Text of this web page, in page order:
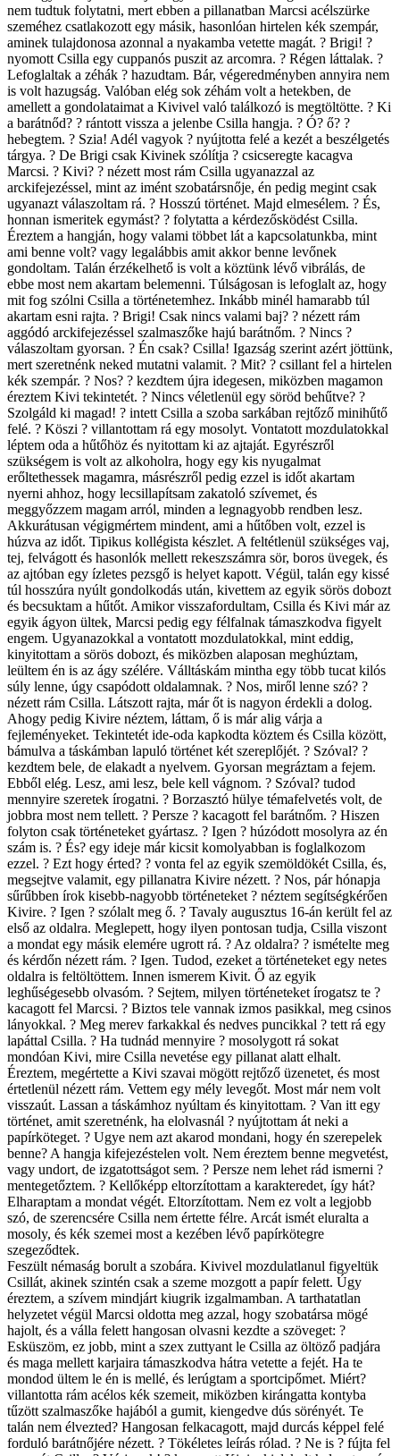
nem tudtuk folytatni, mert ebben a pillanatban Marcsi acélszürke
szeméhez csatlakozott egy másik, hasonlóan hirtelen kék szempár,
aminek tulajdonosa azonnal a nyakamba vetette magát. ? Brigi! ?
nyomott Csilla egy cuppanós puszit az arcomra. ? Régen láttalak. ?
Lefoglaltak a zéhák ? hazudtam. Bár, végeredményben annyira nem
is volt hazugság. Valóban elég sok zéhám volt a hetekben, de
amellett a gondolataimat a Kivivel való találkozó is megtöltötte. ? Ki
a barátnőd? ? rántott vissza a jelenbe Csilla hangja. ? Ó? ő? ?
hebegtem. ? Szia! Adél vagyok ? nyújtotta felé a kezét a beszélgetés
tárgya. ? De Brigi csak Kivinek szólítja ? csicseregte kacagva
Marcsi. ? Kivi? ? nézett most rám Csilla ugyanazzal az
arckifejezéssel, mint az imént szobatársnője, én pedig megint csak
ugyanazt válaszoltam rá. ? Hosszú történet. Majd elmesélem. ? És,
honnan ismeritek egymást? ? folytatta a kérdezősködést Csilla.
Éreztem a hangján, hogy valami többet lát a kapcsolatunkba, mint
ami benne volt? vagy legalábbis amit akkor benne levőnek
gondoltam. Talán érzékelhető is volt a köztünk lévő vibrálás, de
ebbe most nem akartam belemenni. Túlságosan is lefoglalt az, hogy
mit fog szólni Csilla a történetemhez. Inkább minél hamarabb túl
akartam esni rajta. ? Brigi! Csak nincs valami baj? ? nézett rám
aggódó arckifejezéssel szalmaszőke hajú barátnőm. ? Nincs ?
válaszoltam gyorsan. ? Én csak? Csilla! Igazság szerint azért jöttünk,
mert szeretnénk neked mutatni valamit. ? Mit? ? csillant fel a hirtelen
kék szempár. ? Nos? ? kezdtem újra idegesen, miközben magamon
éreztem Kivi tekintetét. ? Nincs véletlenül egy söröd behűtve? ?
Szolgáld ki magad! ? intett Csilla a szoba sarkában rejtőző minihűtő
felé. ? Köszi ? villantottam rá egy mosolyt. Vontatott mozdulatokkal
léptem oda a hűtőhöz és nyitottam ki az ajtaját. Egyrészről
szükségem is volt az alkoholra, hogy egy kis nyugalmat
erőltethessek magamra, másrészről pedig ezzel is időt akartam
nyerni ahhoz, hogy lecsillapítsam zakatoló szívemet, és
meggyőzzem magam arról, minden a legnagyobb rendben lesz.
Akkurátusan végigmértem mindent, ami a hűtőben volt, ezzel is
húzva az időt. Tipikus kollégista készlet. A feltétlenül szükséges vaj,
tej, felvágott és hasonlók mellett rekeszszámra sör, boros üvegek, és
az ajtóban egy ízletes pezsgő is helyet kapott. Végül, talán egy kissé
túl hosszúra nyúlt gondolkodás után, kivettem az egyik sörös dobozt
és becsuktam a hűtőt. Amikor visszafordultam, Csilla és Kivi már az
egyik ágyon ültek, Marcsi pedig egy félfalnak támaszkodva figyelt
engem. Ugyanazokkal a vontatott mozdulatokkal, mint eddig,
kinyitottam a sörös dobozt, és miközben alaposan meghúztam,
leültem én is az ágy szélére. Válltáskám mintha egy több tucat kilós
súly lenne, úgy csapódott oldalamnak. ? Nos, miről lenne szó? ?
nézett rám Csilla. Látszott rajta, már őt is nagyon érdekli a dolog.
Ahogy pedig Kivire néztem, láttam, ő is már alig várja a
fejleményeket. Tekintetét ide-oda kapkodta köztem és Csilla között,
bámulva a táskámban lapuló történet két szereplőjét. ? Szóval? ?
kezdtem bele, de elakadt a nyelvem. Gyorsan megráztam a fejem.
Ebből elég. Lesz, ami lesz, bele kell vágnom. ? Szóval? tudod
mennyire szeretek írogatni. ? Borzasztó hülye témafelvetés volt, de
jobbra most nem tellett. ? Persze ? kacagott fel barátnőm. ? Hiszen
folyton csak történeteket gyártasz. ? Igen ? húzódott mosolyra az én
szám is. ? És? egy ideje már kicsit komolyabban is foglalkozom
ezzel. ? Ezt hogy érted? ? vonta fel az egyik szemöldökét Csilla, és,
megsejtve valamit, egy pillanatra Kivire nézett. ? Nos, pár hónapja
sűrűbben írok kisebb-nagyobb történeteket ? néztem segítségkérően
Kivire. ? Igen ? szólalt meg ő. ? Tavaly augusztus 16-án került fel az
első az oldalra. Meglepett, hogy ilyen pontosan tudja, Csilla viszont
a mondat egy másik elemére ugrott rá. ? Az oldalra? ? ismételte meg
és kérdőn nézett rám. ? Igen. Tudod, ezeket a történeteket egy netes
oldalra is feltöltöttem. Innen ismerem Kivit. Ő az egyik
leghűségesebb olvasóm. ? Sejtem, milyen történeteket írogatsz te ?
kacagott fel Marcsi. ? Biztos tele vannak izmos pasikkal, meg csinos
lányokkal. ? Meg merev farkakkal és nedves puncikkal ? tett rá egy
lapáttal Csilla. ? Ha tudnád mennyire ? mosolygott rá sokat
mondóan Kivi, mire Csilla nevetése egy pillanat alatt elhalt.
Éreztem, megértette a Kivi szavai mögött rejtőző üzenetet, és most
értetlenül nézett rám. Vettem egy mély levegőt. Most már nem volt
visszaút. Lassan a táskámhoz nyúltam és kinyitottam. ? Van itt egy
történet, amit szeretnénk, ha elolvasnál ? nyújtottam át neki a
papírköteget. ? Ugye nem azt akarod mondani, hogy én szerepelek
benne? A hangja kifejezéstelen volt. Nem éreztem benne megvetést,
vagy undort, de izgatottságot sem. ? Persze nem lehet rád ismerni ?
mentegetőztem. ? Kellőképp eltorzítottam a karakteredet, így hát?
Elharaptam a mondat végét. Eltorzítottam. Nem ez volt a legjobb
szó, de szerencsére Csilla nem értette félre. Arcát ismét eluralta a
mosoly, és kék szemei most a kezében lévő papírkötegre
szegeződtek.
Feszült némaság borult a szobára. Kivivel mozdulatlanul figyeltük
Csillát, akinek szintén csak a szeme mozgott a papír felett. Úgy
éreztem, a szívem mindjárt kiugrik izgalmamban. A tarthatatlan
helyzetet végül Marcsi oldotta meg azzal, hogy szobatársa mögé
hajolt, és a válla felett hangosan olvasni kezdte a szöveget: ?
Esküszöm, ez jobb, mint a szex zuttyant le Csilla az öltöző padjára
és maga mellett karjaira támaszkodva hátra vetette a fejét. Ha te
mondod ültem le én is mellé, és lerúgtam a sportcipőmet. Miért?
villantotta rám acélos kék szemeit, miközben kirángatta kontyba
tűzött szalmaszőke hajából a gumit, kiengedve dús sörényét. Te
talán nem élvezted? Hangosan felkacagott, majd durcás képpel felé
forduló barátnőjére nézett. ? Tökéletes leírás rólad. ? Ne is ? fújta fel